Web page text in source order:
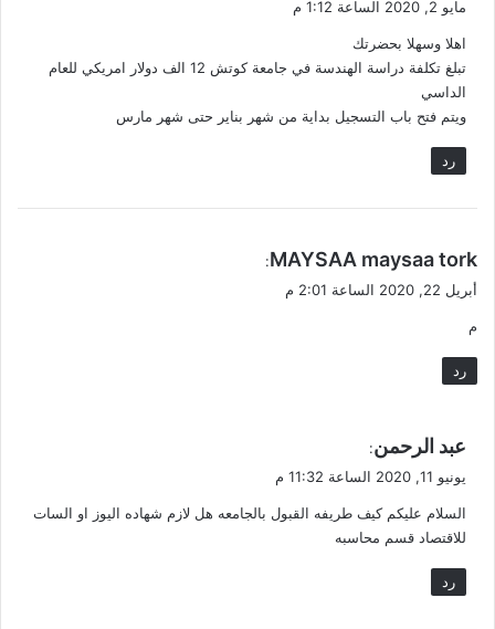
ل
مايو 2, 2020 الساعة 1:12 م
اهلا وسهلا بحضرتك
تبلغ تكلفة دراسة الهندسة في جامعة كوتش 12 الف دولار امريكي للعام
الداسي
ويتم فتح باب التسجيل بداية من شهر بناير حتى شهر مارس
رد
ي
ق
ل
MAYSAA maysaa tork
:
أبريل 22, 2020 الساعة 2:01 م
م
رد
ي
ل
عبد الرحمن:
يونيو 11, 2020 الساعة 11:32 م
السلام عليكم كيف طريفه القبول بالجامعه هل لازم شهاده اليوز او السات
للاقتصاد قسم محاسبه
رد